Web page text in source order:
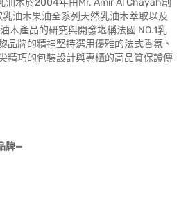
油木於2004年由Mr. Amir Al Chayah創
油木果油全系列天然乳油木萃取以及
木產品的研究與開發堪稱法國 NO.1乳
品牌的精神堅持選用優雅的法式香氛、
精巧的包裝設計與專櫃的高品質保證傳
牌—